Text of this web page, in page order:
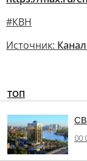
#КВН
Источник:
ТОП